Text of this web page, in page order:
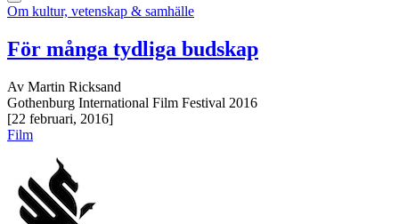
Om kultur, vetenskap & samhälle
För många tydliga budskap
Av Martin Ricksand
Gothenburg International Film Festival 2016
[22 februari, 2016]
Film